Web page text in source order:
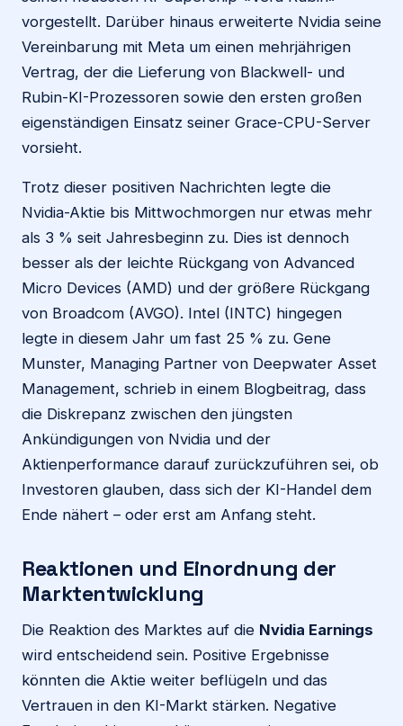
vorgestellt. Darüber hinaus erweiterte Nvidia seine
Vereinbarung mit Meta um einen mehrjährigen
Vertrag, der die Lieferung von Blackwell- und
Rubin-KI-Prozessoren sowie den ersten großen
eigenständigen Einsatz seiner Grace-CPU-Server
vorsieht.
Trotz dieser positiven Nachrichten legte die
Nvidia-Aktie bis Mittwochmorgen nur etwas mehr
als 3 % seit Jahresbeginn zu. Dies ist dennoch
besser als der leichte Rückgang von Advanced
Micro Devices (AMD) und der größere Rückgang
von Broadcom (AVGO). Intel (INTC) hingegen
legte in diesem Jahr um fast 25 % zu. Gene
Munster, Managing Partner von Deepwater Asset
Management, schrieb in einem Blogbeitrag, dass
die Diskrepanz zwischen den jüngsten
Ankündigungen von Nvidia und der
Aktienperformance darauf zurückzuführen sei, ob
Investoren glauben, dass sich der KI-Handel dem
Ende nähert – oder erst am Anfang steht.
Reaktionen und Einordnung der
Marktentwicklung
Die Reaktion des Marktes auf die Nvidia Earnings
wird entscheidend sein. Positive Ergebnisse
könnten die Aktie weiter beflügeln und das
Vertrauen in den KI-Markt stärken. Negative